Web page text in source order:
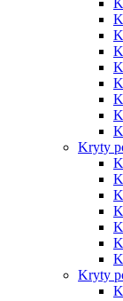
Kryty
Kryty